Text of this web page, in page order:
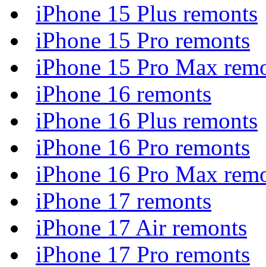
iPhone 15 Plus remonts
iPhone 15 Pro remonts
iPhone 15 Pro Max
iPhone 16 remonts
iPhone 16 Plus remonts
iPhone 16 Pro remonts
iPhone 16 Pro Max
iPhone 17 remonts
iPhone 17 Air remonts
iPhone 17 Pro remonts